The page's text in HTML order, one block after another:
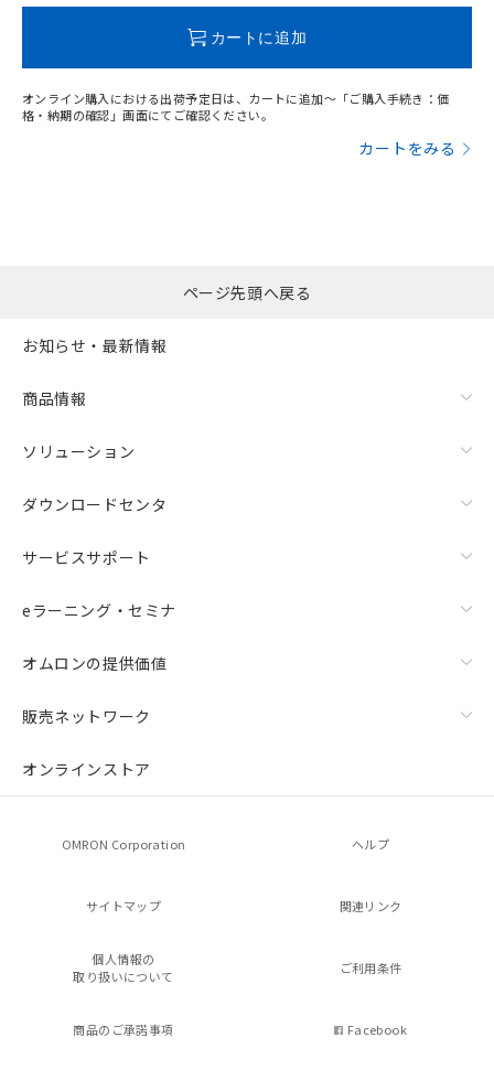
カートに追加
オンライン購入における出荷予定日は、カートに追加～「ご購入手続き：価
格・納期の確認」画面にてご確認ください。
カートをみる
ページ先頭へ戻る
お知らせ・最新情報
商品情報
ソリューション
ダウンロードセンタ
サービスサポート
eラーニング・セミナ
オムロンの提供価値
販売ネットワーク
オンラインストア
OMRON Corporation ヘルプ
サイトマップ 関連リンク
個人情報の
取り扱いについて
ご利用条件
商品のご承諾事項 Facebook